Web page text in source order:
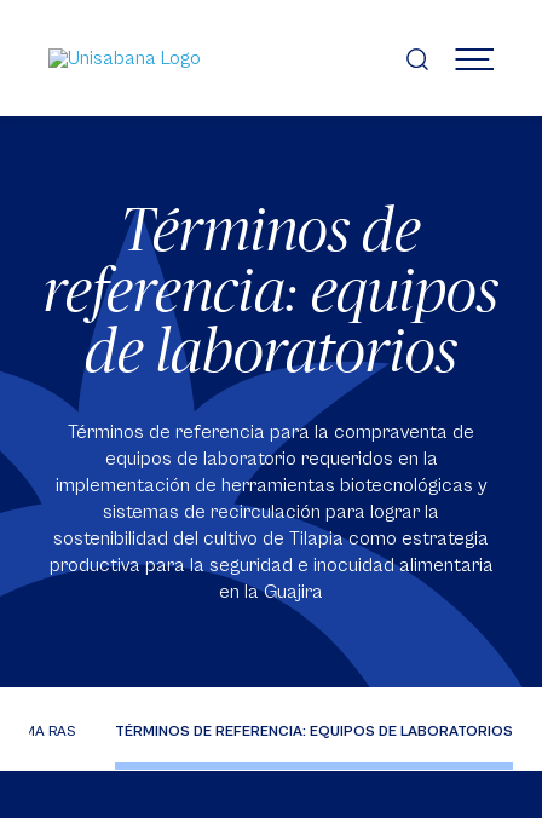
contenido
principal
MENÚ
Términos de
referencia: equipos
de laboratorios
Términos de referencia para la compraventa de
equipos de laboratorio requeridos en la
implementación de herramientas biotecnológicas y
sistemas de recirculación para lograr la
sostenibilidad del cultivo de Tilapia como estrategia
productiva para la seguridad e inocuidad alimentaria
en la Guajira
RAS TÉRMINOS DE REFERENCIA: EQUIPOS DE LABORATORIOS